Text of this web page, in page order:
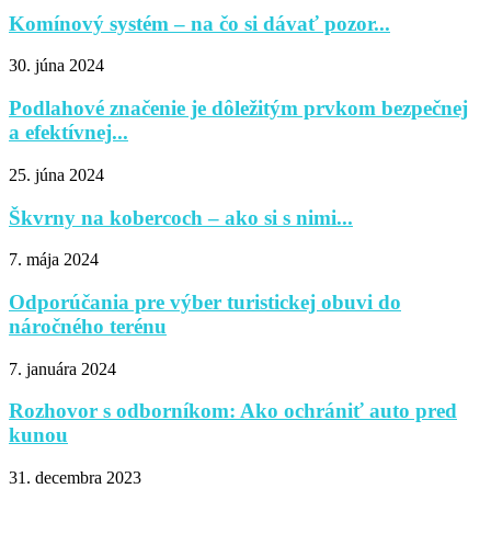
Komínový systém – na čo si dávať pozor...
30. júna 2024
Podlahové značenie je dôležitým prvkom bezpečnej
a efektívnej...
25. júna 2024
Škvrny na kobercoch – ako si s nimi...
7. mája 2024
Odporúčania pre výber turistickej obuvi do
náročného terénu
7. januára 2024
Rozhovor s odborníkom: Ako ochrániť auto pred
kunou
31. decembra 2023